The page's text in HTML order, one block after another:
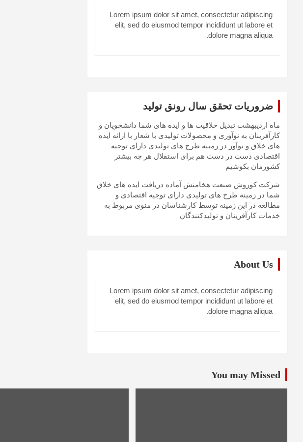
Lorem ipsum dolor sit amet, consectetur adipiscing
elit, sed do eiusmod tempor incididunt ut labore et
dolore magna aliqua.
ضروریات تحقق سال رونق تولید
ماه اردیبهشت تبدیل خلاقیت ها و ایده های شما دانشجویان و
کارآفرینان به نوآوری و محصولات تولیدی با شعار با ارائه ایده
های خلاق و نوآور در زمینه طرح های تولیدی دارای توجیه
اقتصادی دست در دست هم برای استقلال هر چه بیشتر
کشورمان بکوشیم
شرکت کوروش صنعت هخامنش آماده دریافت ایده های خلاق
شما در زمینه طرح های تولیدی دارای توجیه اقتصادی و
مطالعه در این زمینه توسط کارشناسان در منوی مربوط به
خدمات کارآفرینان و تولیدکنندگان
About Us
Lorem ipsum dolor sit amet, consectetur adipiscing
elit, sed do eiusmod tempor incididunt ut labore et
dolore magna aliqua.
You may Missed